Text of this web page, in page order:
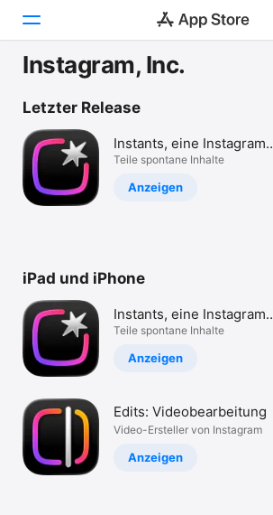
Spiele
Apps
Arcade
Plattform
iPhone
iPad
Mac
Watch
TV
Instagram, Inc.
Letzter Release
Instants, eine Instagram-
App
Teile spontane Inhalte
Anzeigen
iPad und iPhone
Instants, eine Instagram-
App
Teile spontane Inhalte
Anzeigen
Edits: Videobearbeitung
Video-Ersteller von Instagram
Anzeigen